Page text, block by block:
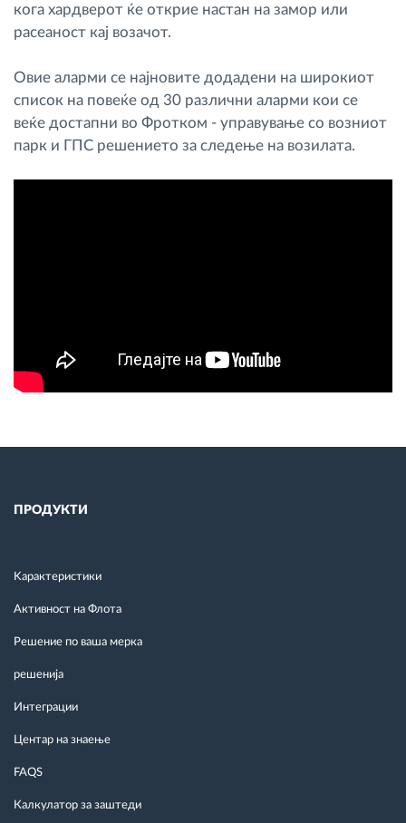
Планирање и следење на рутите
Автоматска идентификација на возачите
Откријте ги сите можности
кога хардверот ќе открие настан на замор или
расеаност кај возачот.
Овие аларми се најновите додадени на широкиот
список на повеќе од 30 различни аларми кои се
веќе достапни во Фротком - управување со возниот
парк и ГПС решението за следење на возилата.
ПРОДУКТИ
Kарактеристики
Активност на Флота
Решение по ваша мерка
решенија
Интеграции
Центар на знаење
FAQS
Калкулатор за заштеди